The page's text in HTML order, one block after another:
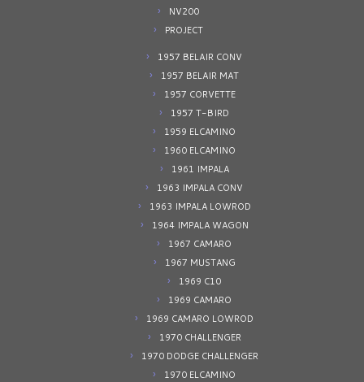
NV200
PROJECT
1957 BELAIR CONV
1957 BELAIR MAT
1957 CORVETTE
1957 T-BIRD
1959 ELCAMINO
1960 ELCAMINO
1961 IMPALA
1963 IMPALA CONV
1963 IMPALA LOWROD
1964 IMPALA WAGON
1967 CAMARO
1967 MUSTANG
1969 C10
1969 CAMARO
1969 CAMARO LOWROD
1970 CHALLENGER
1970 DODGE CHALLENGER
1970 ELCAMINO